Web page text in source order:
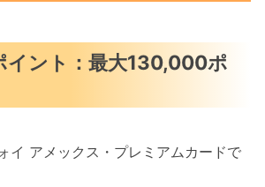
イント：最大130,000ポ
イ アメックス・プレミアムカードで